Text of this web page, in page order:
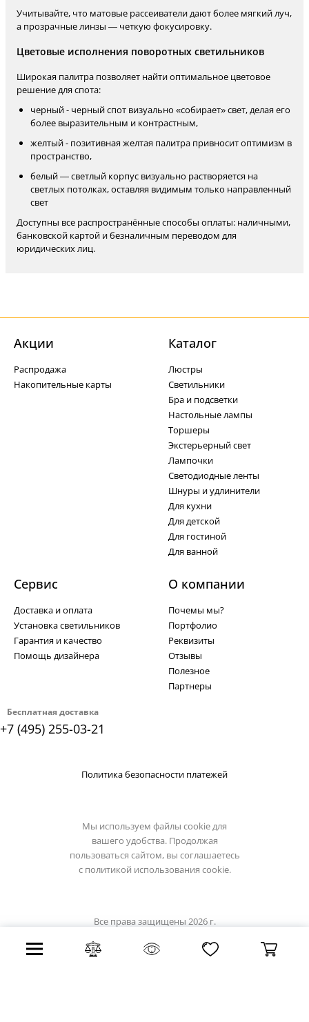
Учитывайте, что матовые рассеиватели дают более мягкий луч,
а прозрачные линзы — четкую фокусировку.
Цветовые исполнения поворотных светильников
Широкая палитра позволяет найти оптимальное цветовое
решение для спота:
черный - черный спот визуально «собирает» свет, делая его
более выразительным и контрастным,
желтый - позитивная желтая палитра привносит оптимизм в
пространство,
белый — светлый корпус визуально растворяется на
светлых потолках, оставляя видимым только направленный
свет
Доступны все распространённые способы оплаты: наличными,
банковской картой и безналичным переводом для
юридических лиц.
Бесплатная доставка
+7 (495) 255-03-21
Акции
Распродажа
Накопительные карты
Каталог
Люстры
Светильники
Бра и подсветки
Настольные лампы
Торшеры
Экстерьерный свет
Лампочки
Светодиодные ленты
Шнуры и удлинители
Для кухни
Для детской
Для гостиной
Для ванной
Сервис
Доставка и оплата
Установка светильников
Гарантия и качество
Помощь дизайнера
О компании
Почемы мы?
Портфолио
Реквизиты
Отзывы
Полезное
Партнеры
Политика безопасности платежей
Мы используем файлы cookie для
вашего удобства. Продолжая
пользоваться сайтом, вы соглашаетесь
с политикой использования cookie.
Все права защищены 2026 г.